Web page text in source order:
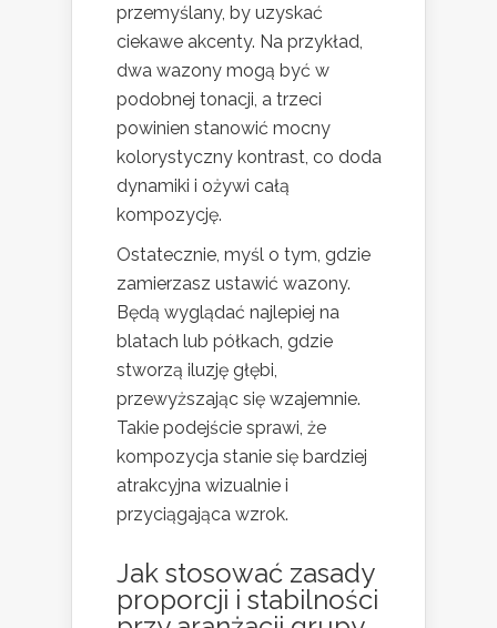
przemyślany, by uzyskać
ciekawe akcenty. Na przykład,
dwa wazony mogą być w
podobnej tonacji, a trzeci
powinien stanowić mocny
kolorystyczny kontrast, co doda
dynamiki i ożywi całą
kompozycję.
Ostatecznie, myśl o tym, gdzie
zamierzasz ustawić wazony.
Będą wyglądać najlepiej na
blatach lub półkach, gdzie
stworzą iluzję głębi,
przewyższając się wzajemnie.
Takie podejście sprawi, że
kompozycja stanie się bardziej
atrakcyjna wizualnie i
przyciągająca wzrok.
Jak stosować zasady
proporcji i stabilności